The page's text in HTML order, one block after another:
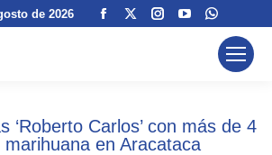
de 2026
Facebook
windowwindow
Instagram
window
YouTube
opens
window
page
opens
window
‘Roberto Carlos’ con más de 4
marihuana en Aracataca